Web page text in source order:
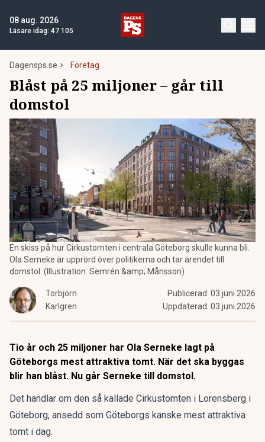
08 aug. 2026
Läsare idag: 47 105
Dagensps.se Företag
Blåst på 25 miljoner – går till
domstol
En skiss på hur Cirkustomten i centrala Göteborg skulle kunna bli.
Ola Serneke är upprörd över politikerna och tar ärendet till
domstol. (Illustration: Semrén &amp; Månsson)
Torbjörn
Karlgren
Publicerad: 03 juni 2026
Uppdaterad: 03 juni 2026
Tio år och 25 miljoner har Ola Serneke lagt på
Göteborgs mest attraktiva tomt. När det ska byggas
blir han blåst. Nu går Serneke till domstol.
Det handlar om den så kallade Cirkustomten i Lorensberg i
Göteborg, ansedd som Göteborgs kanske mest attraktiva
tomt i dag.